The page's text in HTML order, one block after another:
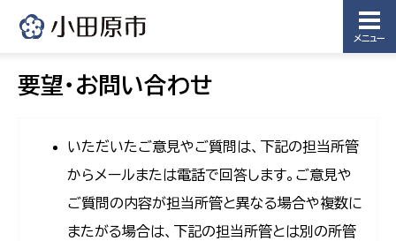
メニュー
要望・お問い合わせ
いただいたご意見やご質問は、下記の担当所管
からメールまたは電話で回答します。ご意見や
ご質問の内容が担当所管と異なる場合や複数に
またがる場合は、下記の担当所管とは別の所管